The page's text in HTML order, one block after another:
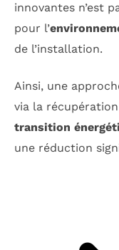
innovantes n’est
pour l’
de l’installation.
Ainsi, une
via la
transition
une réduction